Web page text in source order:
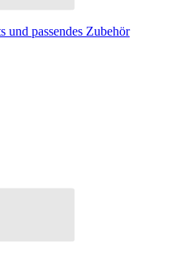
und passendes Zubehör